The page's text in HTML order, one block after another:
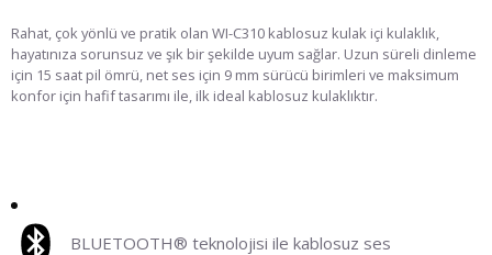
Rahat, çok yönlü ve pratik olan WI-C310 kablosuz kulak içi kulaklık,
hayatınıza sorunsuz ve şık bir şekilde uyum sağlar. Uzun süreli dinleme
için 15 saat pil ömrü, net ses için 9 mm sürücü birimleri ve maksimum
konfor için hafif tasarımı ile, ilk ideal kablosuz kulaklıktır.
BLUETOOTH® teknolojisi ile kablosuz ses